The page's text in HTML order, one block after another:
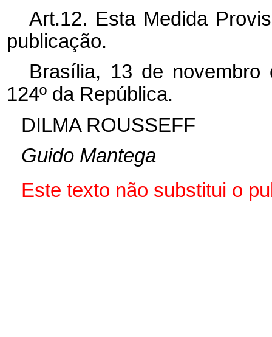
Art.12. Esta Medida
publicação.
Brasília, 13 de novembro
124º da República.
DILMA ROUSSEFF
Guido Mantega
Este texto não substitui o